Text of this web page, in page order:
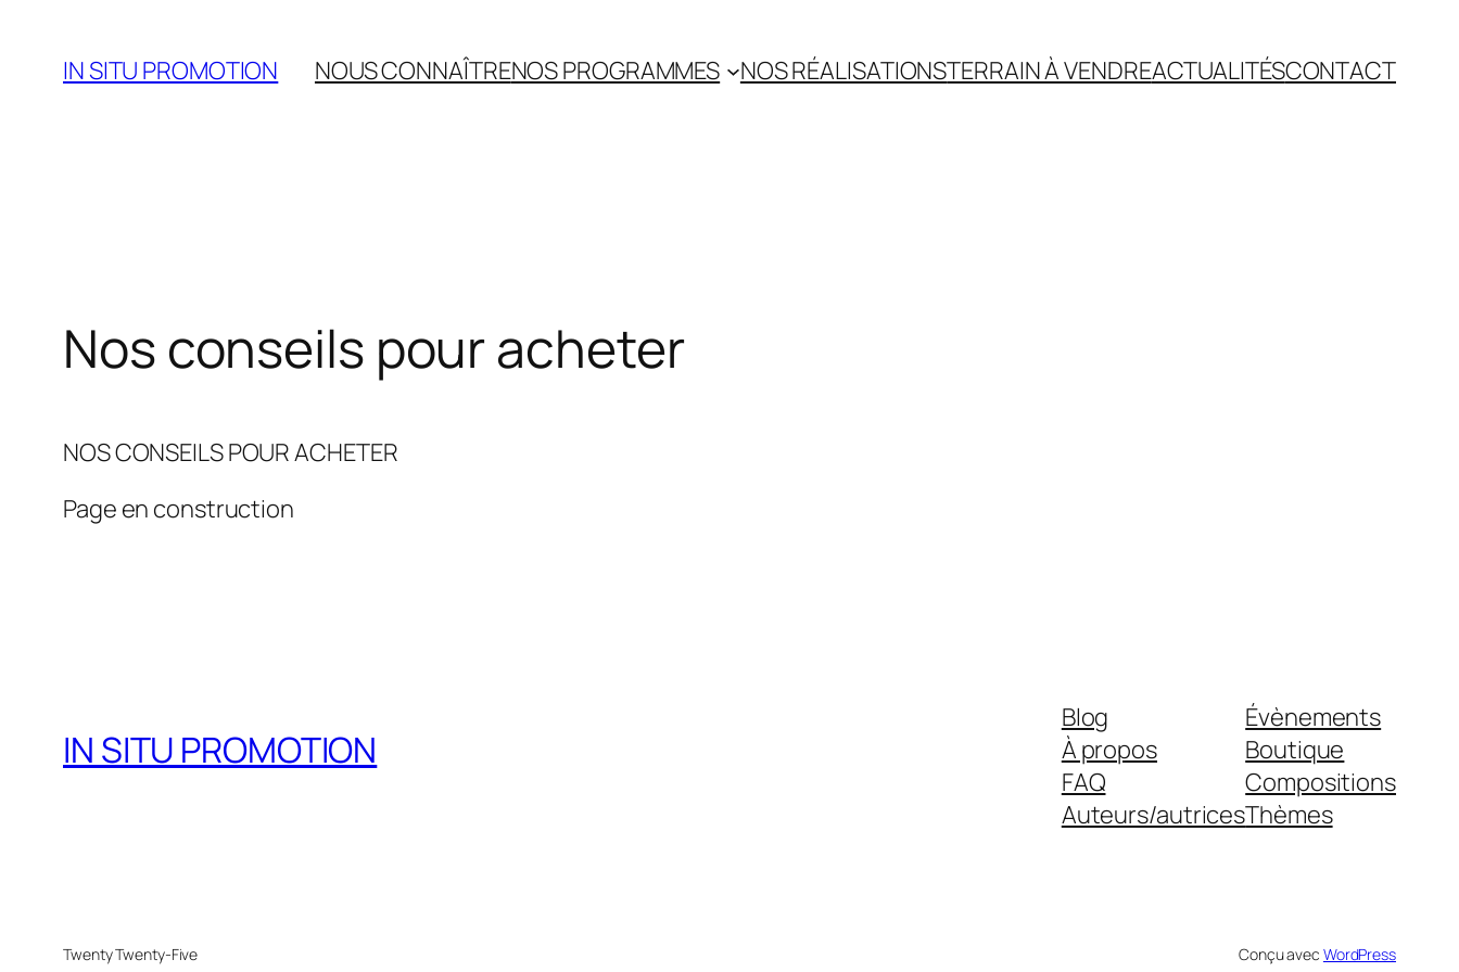
contenu
IN SITU PROMOTION NOUS CONNAÎTRENOS PROGRAMMES NOS RÉALISATIONSTERRAIN À VENDREACTUALITÉSCONTACT
Nos conseils pour acheter
NOS CONSEILS POUR ACHETER
Page en construction
IN SITU PROMOTION
Blog
À propos
FAQ
Auteurs/autrices
Évènements
Boutique
Compositions
Thèmes
Twenty Twenty-Five Conçu avec WordPress